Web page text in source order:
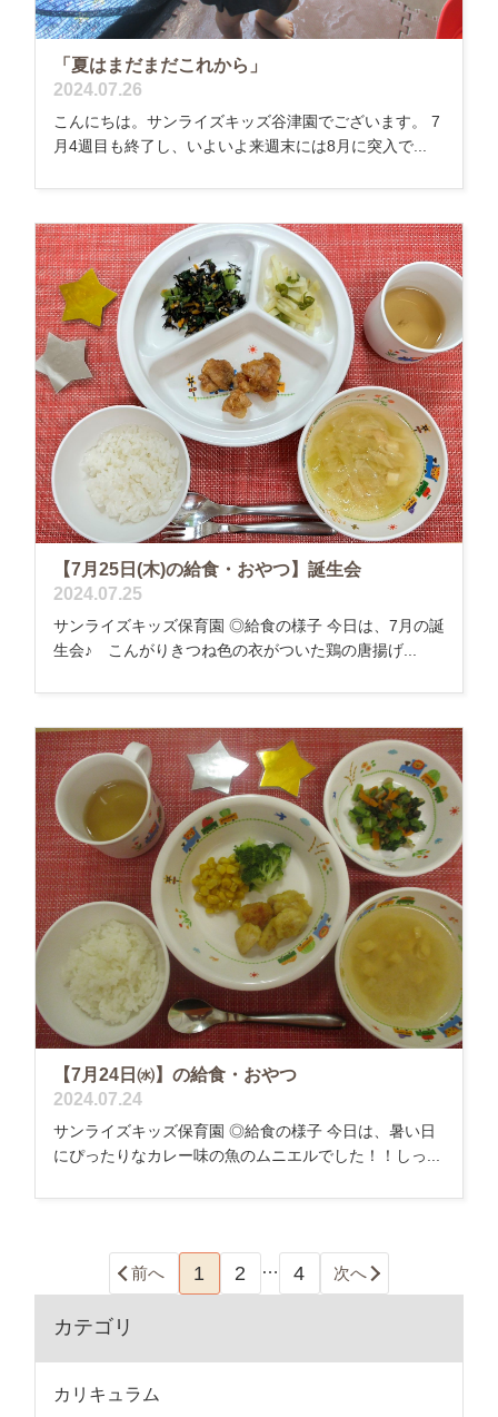
「夏はまだまだこれから」
2024.07.26
こんにちは。サンライズキッズ谷津園でございます。 7
月4週目も終了し、いよいよ来週末には8月に突入で...
【7月25日(木)の給食・おやつ】誕生会
2024.07.25
サンライズキッズ保育園 ◎給食の様子 今日は、7月の誕
生会♪ こんがりきつね色の衣がついた鶏の唐揚げ...
【7月24日㈬】の給食・おやつ
2024.07.24
サンライズキッズ保育園 ◎給食の様子 今日は、暑い日
にぴったりなカレー味の魚のムニエルでした！！しっ...
前へ 1 2 … 4 次へ
カテゴリ
カリキュラム